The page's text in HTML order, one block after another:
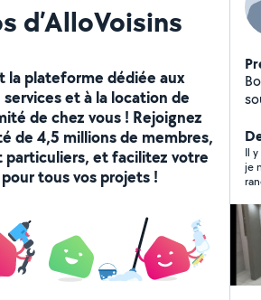
d’AlloVoisins
la plateforme dédiée aux
et à la location de
de chez vous ! Rejoignez
de 4,5 millions de membres,
particuliers, et facilitez votre
tous vos projets !
Bonjour Je
souhaite
Il
je